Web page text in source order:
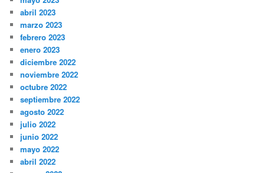
abril 2023
marzo 2023
febrero 2023
enero 2023
diciembre 2022
noviembre 2022
octubre 2022
septiembre 2022
agosto 2022
julio 2022
junio 2022
mayo 2022
abril 2022